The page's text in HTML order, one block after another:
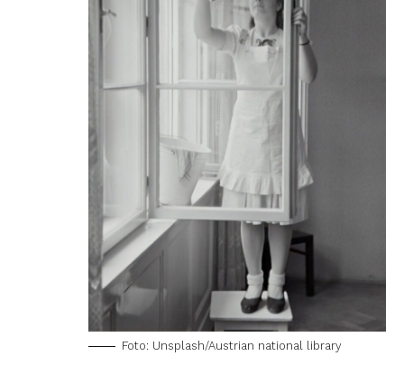
Foto: Unsplash/Austrian national library